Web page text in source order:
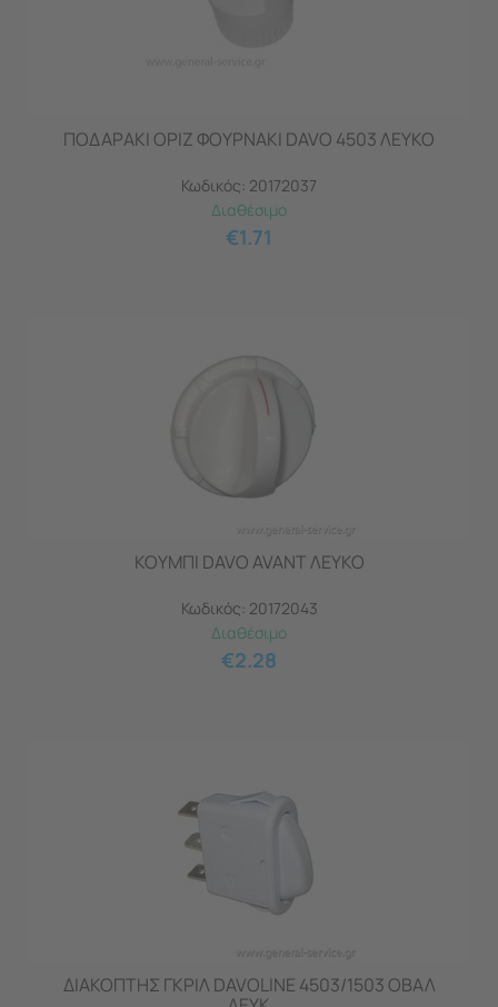
ΠΟΔΑΡΑΚΙ ΟΡΙΖ ΦΟΥΡΝAKI DAVO 4503 ΛΕΥΚΟ
Κωδικός: 20172037
Διαθέσιμο
€1.71
ΚΟΥΜΠΙ DAVO AVANT ΛΕΥΚΟ
Κωδικός: 20172043
Διαθέσιμο
€2.28
ΔΙΑΚΟΠΤΗΣ ΓΚΡΙΛ DAVOLINE 4503/1503 ΟΒΑΛ